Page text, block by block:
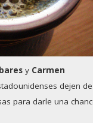
y Carmen
dejen de
para darle una